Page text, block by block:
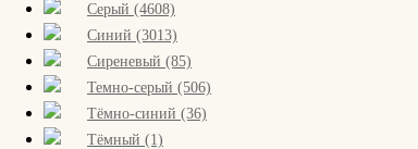
Серый (4608)
Синий (3013)
Сиреневый (85)
Темно-серый (506)
Тёмно-синий (36)
Тёмный (1)
О компании
Сервисы